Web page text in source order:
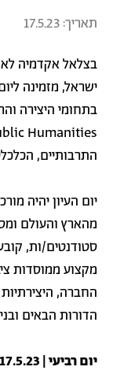
תאריך: 17.5.23
בצלאל אקדמיה
ישראל, מזמינה
בתחומי היצירה
התרבותיים,
יום העיון יהיה
מהארץ והעולם
סטודנטים/ות,
מקצוע ממוסדות
החברה,
הדורות הבאים
יום רביעי | 17.5.23 | 8:30